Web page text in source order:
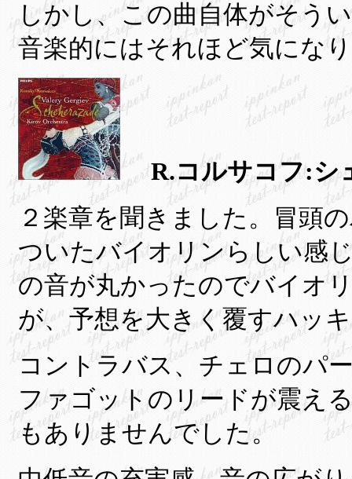
しかし、この曲自体がそう
音楽的にはそれほど気にな
R.コルサコフ:シ
２楽章を聞きました。冒頭
ついたバイオリンらしい感
の音が丸かったのでバイオ
が、予想を大きく覆すハッ
コントラバス、チェロのパ
ファゴットのリードが震え
もありませんでした。